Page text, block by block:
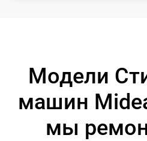
Модели
машин
мы